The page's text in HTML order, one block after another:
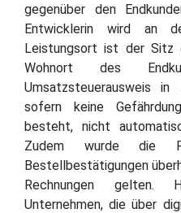
gegenüber den
Entwicklerin wird an
Leistungsort ist der Sitz
Wohnort des
Umsatzsteuerausweis
sofern keine
besteht, nicht
Zudem wurde die
Bestellbestätigungen
Rechnungen gelten.
Unternehmen, die über